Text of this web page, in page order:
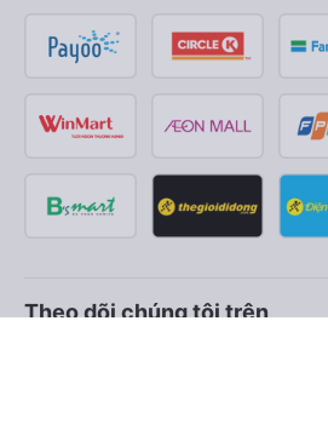
Theo dõi chúng tôi trên